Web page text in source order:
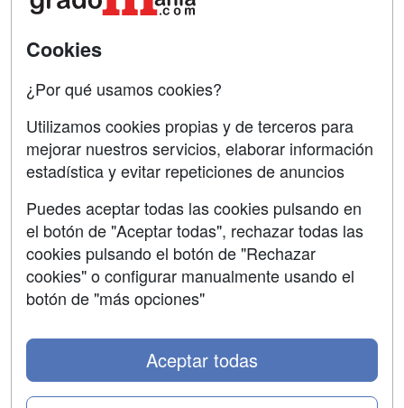
Contactar
Copyleft
Grupo formazion:
Cookies
¿Por qué usamos cookies?
Utilizamos cookies propias y de terceros para
mejorar nuestros servicios, elaborar información
estadística y evitar repeticiones de anuncios
Puedes aceptar todas las cookies pulsando en
el botón de "Aceptar todas", rechazar todas las
cookies pulsando el botón de "Rechazar
cookies" o configurar manualmente usando el
botón de "más opciones"
Aceptar todas